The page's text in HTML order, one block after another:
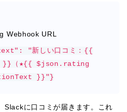
Webhook URL
"新しい口コミ：{{
}}（★{{ $json.rating
}}"}
Slackに口コミが届きます。これ